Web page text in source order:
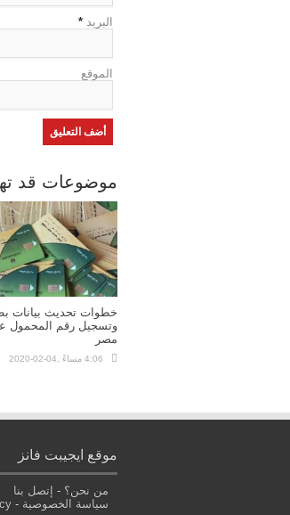
البريد *
الموقع
موضوعات قد
خطوات تحديث بيانات
وتسجيل رقم المحمول
مصر
4:06 مساءً ,04-02-2020
موقع ايجيبت فانز
من نحن؟ - إتصل بنا
سياسة الخصوصية -